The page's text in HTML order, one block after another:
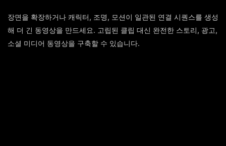
장면을 확장하거나 캐릭터, 조명, 모션이 일관된 연결 시퀀스를 생성
해 더 긴 동영상을 만드세요. 고립된 클립 대신 완전한 스토리, 광고,
소셜 미디어 동영상을 구축할 수 있습니다.